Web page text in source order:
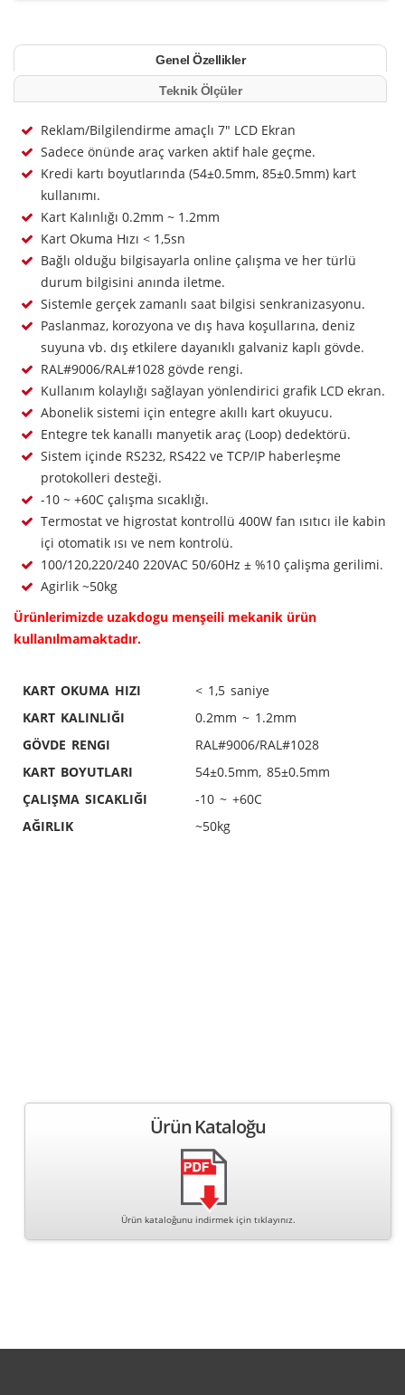
Genel Özellikler
Teknik Ölçüler
Reklam/Bilgilendirme amaçlı 7" LCD Ekran
Sadece önünde araç varken aktif hale geçme.
Kredi kartı boyutlarında (54±0.5mm, 85±0.5mm) kart
kullanımı.
Kart Kalınlığı 0.2mm ~ 1.2mm
Kart Okuma Hızı < 1,5sn
Bağlı olduğu bilgisayarla online çalışma ve her türlü
durum bilgisini anında iletme.
Sistemle gerçek zamanlı saat bilgisi senkranizasyonu.
Paslanmaz, korozyona ve dış hava koşullarına, deniz
suyuna vb. dış etkilere dayanıklı galvaniz kaplı gövde.
RAL#9006/RAL#1028 gövde rengi.
Kullanım kolaylığı sağlayan yönlendirici grafik LCD ekran.
Abonelik sistemi için entegre akıllı kart okuyucu.
Entegre tek kanallı manyetik araç (Loop) dedektörü.
Sistem içinde RS232, RS422 ve TCP/IP haberleşme
protokolleri desteği.
-10 ~ +60C çalışma sıcaklığı.
Termostat ve higrostat kontrollü 400W fan ısıtıcı ile kabin
içi otomatik ısı ve nem kontrolü.
100/120,220/240 220VAC 50/60Hz ± %10 çalişma gerilimi.
Agirlik ~50kg
Ürünlerimizde uzakdogu menşeili mekanik ürün
kullanılmamaktadır.
KART OKUMA HIZI
< 1,5 saniye
KART KALINLIĞI
0.2mm ~ 1.2mm
GÖVDE RENGI
RAL#9006/RAL#1028
KART BOYUTLARI
54±0.5mm, 85±0.5mm
ÇALIŞMA SICAKLIĞI
-10 ~ +60C
AĞIRLIK
~50kg
Ürün Kataloğu
Ürün kataloğunu indirmek için tıklayınız.